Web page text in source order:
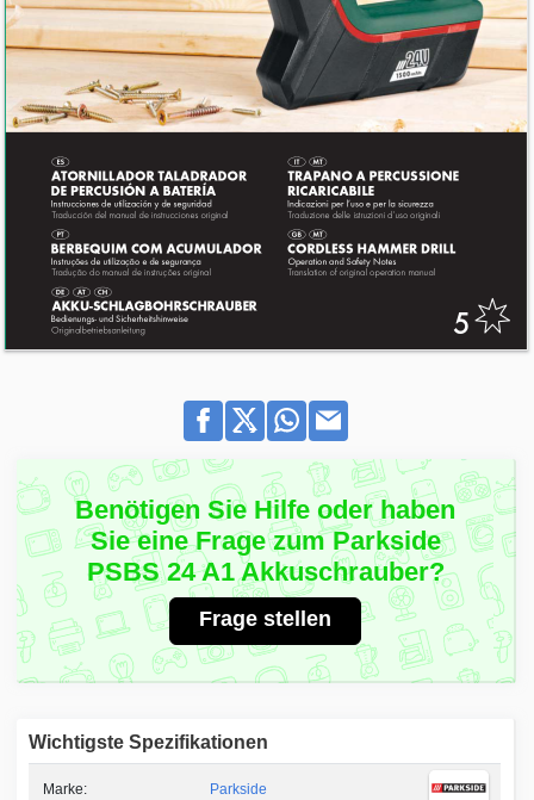
Benötigen Sie Hilfe oder haben
Sie eine Frage zum Parkside
PSBS 24 A1 Akkuschrauber?
Frage stellen
Wichtigste Spezifikationen
Marke: Parkside